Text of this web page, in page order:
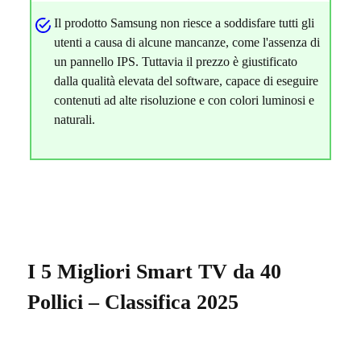
Il prodotto Samsung non riesce a soddisfare tutti gli
utenti a causa di alcune mancanze, come l'assenza di
un pannello IPS. Tuttavia il prezzo è giustificato
dalla qualità elevata del software, capace di eseguire
contenuti ad alte risoluzione e con colori luminosi e
naturali.
I 5 Migliori Smart TV da 40
Pollici – Classifica 2025